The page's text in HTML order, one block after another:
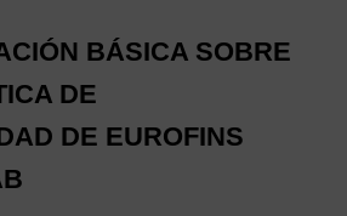
BÁSICA SOBRE
DE
DE EUROFINS